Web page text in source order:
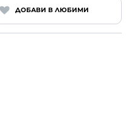
ДОБАВИ В ЛЮБИМИ